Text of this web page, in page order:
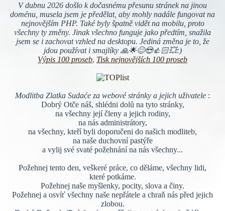
V dubnu 2026 došlo k dočasnému přesunu stránek na jinou
doménu, musela jsem je předělat, aby mohly nadále fungovat na
nejnovějším PHP. Také byly špatně vidět na mobilu, proto
všechny ty změny. Jinak všechno funguje jako předtím, snažila
jsem se i zachovat vzhled na desktopu. Jediná změna je to, že
jdou používat i smajlíky 🙏🌟😊😍👍🏻💥:)
Výpis 100 proseb, Tisk nejnovějších 100 proseb
Modlitba Zlatka Sudaće za webové stránky a jejich uživatele :
Dobrý Otče náš, shlédni dolů na tyto stránky,
na všechny její členy a jejich rodiny,
na nás administrátory,
na všechny, kteří byli doporučeni do našich modliteb,
na naše duchovní pastýře
a vylij své svaté požehnání na nás všechny...
Požehnej tento den, veškeré práce, co děláme, všechny lidi,
které potkáme.
Požehnej naše myšlenky, pocity, slova a činy.
Požehnej a osvíť všechny naše nepřátele a chraň nás před jejich
zlobou.